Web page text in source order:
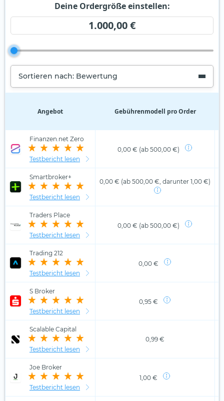
Deine Ordergröße einstellen:
1.000,00 €
Sortieren nach: Bewertung
Angebot Gebührenmodell pro Order
Finanzen.net Zero
Testbericht lesen
0,00 € (ab 500,00 €)
Smartbroker+
Testbericht lesen
0,00 € (ab 500,00 €, darunter 1,00 €)
Traders Place
Testbericht lesen
0,00 € (ab 500,00 €)
Trading 212
Testbericht lesen
0,00 €
S Broker
Testbericht lesen
0,95 €
Scalable Capital
Testbericht lesen
0,99 €
Joe Broker
Testbericht lesen
1,00 €